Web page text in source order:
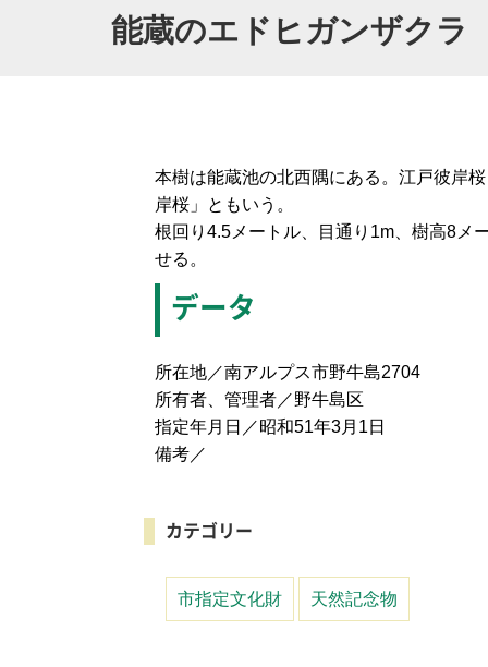
能蔵のエドヒガンザクラ
本樹は能蔵池の北西隅にある。江戸彼岸
岸桜」ともいう。
根回り4.5メートル、目通り1m、樹高8メ
せる。
データ
所在地／南アルプス市野牛島2704
所有者、管理者／野牛島区
指定年月日／昭和51年3月1日
備考／
カテゴリー
市指定文化財 天然記念物